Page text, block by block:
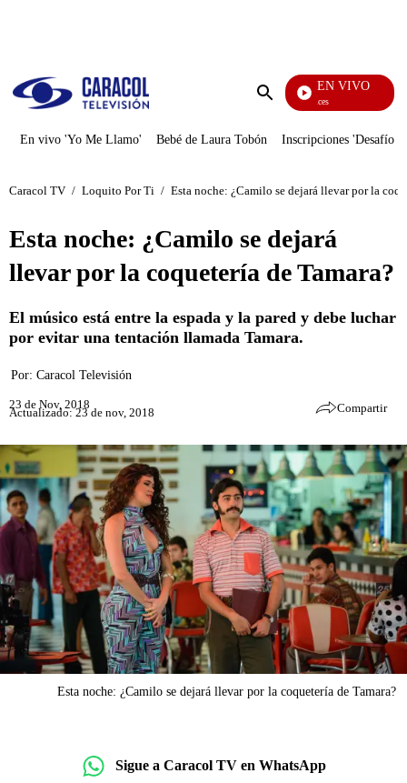
Enviar
EN VIVO
Sábados Felices
En vivo 'Yo Me Llamo' Bebé de Laura Tobón Inscripciones 'Desafío'
Caracol TV / Loquito Por Ti / Esta noche: ¿Camilo se dejará llevar por la
Esta noche: ¿Camilo se dejará
llevar por la coquetería de Tamara?
El músico está entre la espada y la pared y debe luchar
por evitar una tentación llamada Tamara.
Por: Caracol Televisión
23 de Nov, 2018
Actualizado: 23 de nov, 2018 Compartir
Esta noche: ¿Camilo se dejará llevar por la coquetería de Tamara?
Sigue a Caracol TV en WhatsApp